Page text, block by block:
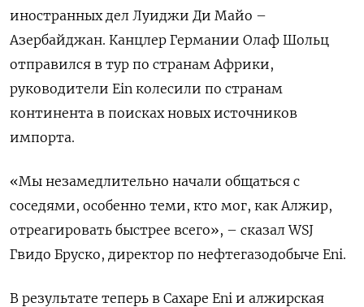
иностранных дел Луиджи Ди Майо –
Азербайджан. Канцлер Германии Олаф Шольц
отправился в тур по странам Африки,
руководители Ein колесили по странам
континента в поисках новых источников
импорта.
«Мы незамедлительно начали общаться с
соседями, особенно теми, кто мог, как Алжир,
отреагировать быстрее всего», – сказал WSJ
Гвидо Бруско, директор по нефтегазодобыче Eni.
В результате теперь в Сахаре Eni и алжирская